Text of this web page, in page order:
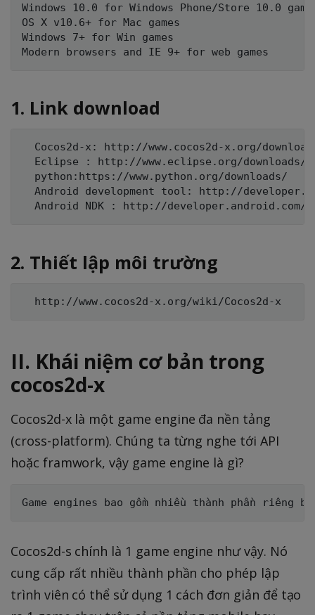
Windows 10.0 for Windows Phone/Store 10.0
OS X v10.6+ for Mac games
Windows 7+ for Win games
1. Link download
  Cocos2d-x: http://www.cocos2d-x.org/download
Eclipse : http://www.eclipse.org/
  python:https://www.python.org/downloads/
Android development tool: http://
2. Thiết lập môi trường
II. Khái niệm cơ bản trong
cocos2d-x
Cocos2d-x là một game engine đa nền tảng
(cross-platform). Chúng ta từng nghe tới API
hoặc framwork, vậy game engine là gì?
Cocos2d-s chính là 1 game engine như vậy. Nó
cung cấp rất nhiều thành phần cho phép lập
trình viên có thể sử dụng 1 cách đơn giản để tạo